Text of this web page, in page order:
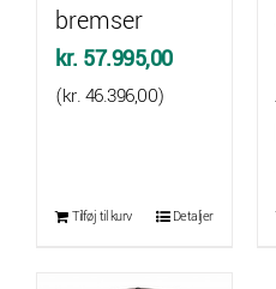
bremser
kr. 57.995,00
(kr.46.396,00)
Tilføj til kurv Detaljer